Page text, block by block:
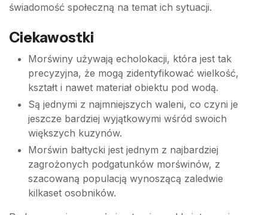
świadomość społeczną na temat ich sytuacji.
Ciekawostki
Morświny używają echolokacji, która jest tak
precyzyjna, że mogą zidentyfikować wielkość,
kształt i nawet materiał obiektu pod wodą.
Są jednymi z najmniejszych waleni, co czyni je
jeszcze bardziej wyjątkowymi wśród swoich
większych kuzynów.
Morświn bałtycki jest jednym z najbardziej
zagrożonych podgatunków morświnów, z
szacowaną populacją wynoszącą zaledwie
kilkaset osobników.